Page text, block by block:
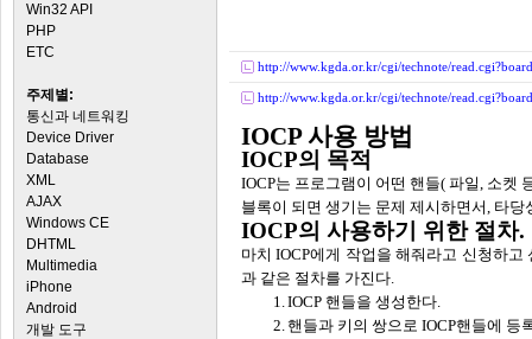
Win32 API
PHP
ETC
주제별:
통신과 네트워킹
Device Driver
Database
XML
AJAX
Windows CE
DHTML
Multimedia
iPhone
Android
개발 도구
http://www.kgda.or.kr/cgi/technote/
http://www.kgda.or.kr/cgi/technote/
IOCP 사용 방법
IOCP의 목적
IOCP는 프로그램이 어떤 핸들( 파일, 소켓
블록이 되면 생기는 문제 제시하면서, 타당
IOCP의 사용하기 위한 절차.
마치 IOCP에게 작업을 해줘라고 신청하
과 같은 절차를 가진다.
1.IOCP 핸들을 생성한다.
2.핸들과 키의 쌍으로 IOCP핸들에 등